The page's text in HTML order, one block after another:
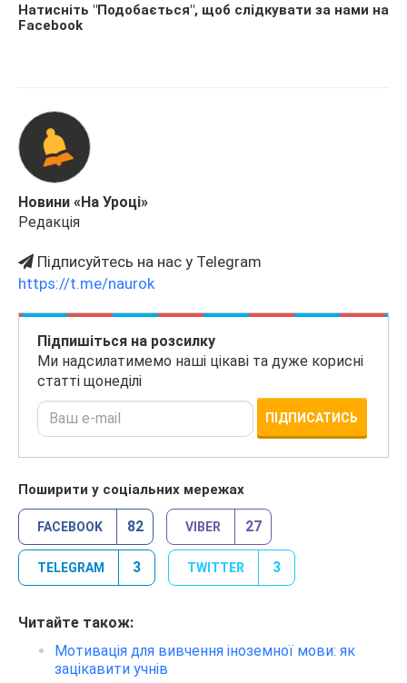
Натисніть "Подобається", щоб слідкувати за нами на
Facebook
Новини «На Уроці»
Редакція
Підписуйтесь на нас у Telegram
https://t.me/naurok
Підпишіться на розсилку
Ми надсилатимемо наші цікаві та дуже корисні
статті щонеділі
ПІДПИСАТИСЬ
Поширити у соціальних мережах
FACEBOOK 82 VIBER 27
TELEGRAM 3 TWITTER 3
Читайте також:
Мотивація для вивчення іноземної мови: як
зацікавити учнів